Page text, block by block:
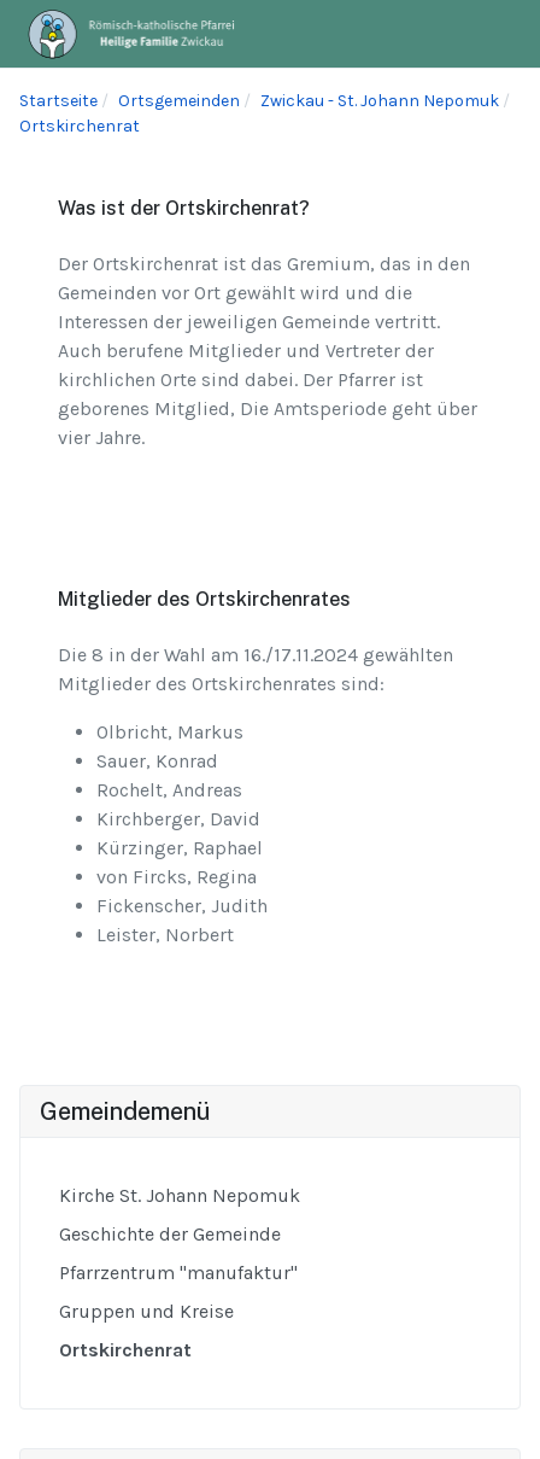
Startseite Ortsgemeinden
Zwickau - St. Johann Nepomuk
Ortskirchenrat
Was ist der Ortskirchenrat?
Der Ortskirchenrat ist das Gremium, das in den
Gemeinden vor Ort gewählt wird und die
Interessen der jeweiligen Gemeinde vertritt.
Auch berufene Mitglieder und Vertreter der
kirchlichen Orte sind dabei. Der Pfarrer ist
geborenes Mitglied, Die Amtsperiode geht über
vier Jahre.
Mitglieder des Ortskirchenrates
Die 8 in der Wahl am 16./17.11.2024 gewählten
Mitglieder des Ortskirchenrates sind:
Olbricht, Markus
Sauer, Konrad
Rochelt, Andreas
Kirchberger, David
Kürzinger, Raphael
von Fircks, Regina
Fickenscher, Judith
Leister, Norbert
Gemeindemenü
Kirche St. Johann Nepomuk
Geschichte der Gemeinde
Pfarrzentrum "manufaktur"
Gruppen und Kreise
Ortskirchenrat